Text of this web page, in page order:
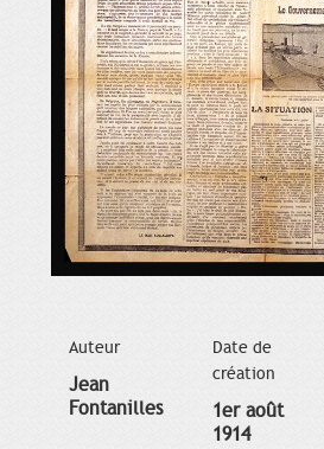
Auteur
Jean
Fontanilles
Date de
création
1er août
1914